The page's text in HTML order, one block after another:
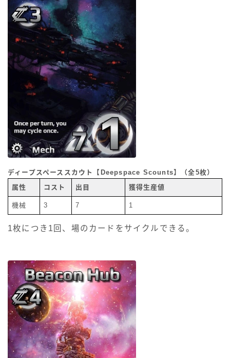
ディープスペーススカウト【Deepspace Scounts】（全5枚）
属性
コスト 出目 獲得生産値
機械 3 7 1
1枚につき1回、場のカードをサイクルできる。